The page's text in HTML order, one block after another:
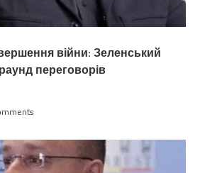
війни: Зеленський
переговорів